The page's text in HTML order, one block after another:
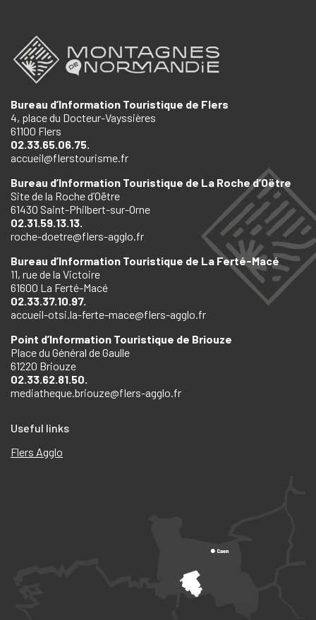
Bureau d’Information Touristique de Flers
4, place du Docteur-Vayssières
61100 Flers
02.33.65.06.75.
accueil@flerstourisme.fr
Bureau d’Information Touristique de La Roche d’Oëtre
Site de la Roche d’Oëtre
61430 Saint-Philbert-sur-Orne
02.31.59.13.13.
roche-doetre@flers-agglo.fr
Bureau d’Information Touristique de La Ferté-Macé
11, rue de la Victoire
61600 La Ferté-Macé
02.33.37.10.97.
accueil-otsi.la-ferte-mace@flers-agglo.fr
Point d’Information Touristique de Briouze
Place du Général de Gaulle
61220 Briouze
02.33.62.81.50.
mediatheque.briouze@flers-agglo.fr
Useful links
Flers Agglo